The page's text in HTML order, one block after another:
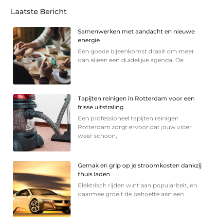
Laatste Bericht
Samenwerken met aandacht en nieuwe
energie
Een goede bijeenkomst draait om meer
dan alleen een duidelijke agenda. De
Tapijten reinigen in Rotterdam voor een
frisse uitstraling
Een professioneel tapijten reinigen
Rotterdam zorgt ervoor dat jouw vloer
weer schoon,
Gemak en grip op je stroomkosten dankzij
thuis laden
Elektrisch rijden wint aan populariteit, en
daarmee groeit de behoefte aan een